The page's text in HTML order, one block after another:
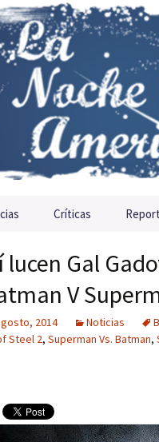
al contenido
Críticas
lucen Gal
V
2014 Noticias
Steel 2, Superman Vs. Batman,